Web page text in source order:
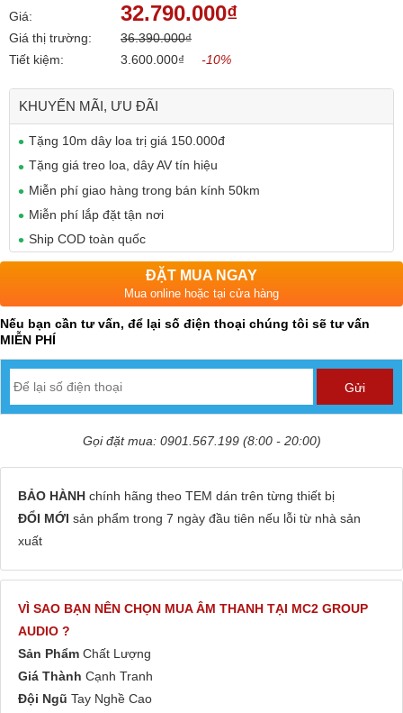
Giá: 32.790.000₫
Giá thị trường:
36.390.000₫
Tiết kiệm:
3.600.000₫ -10%
KHUYẾN MÃI, ƯU ĐÃI
Tặng 10m dây loa trị giá 150.000đ
Tặng giá treo loa, dây AV tín hiệu
Miễn phí giao hàng trong bán kính 50km
Miễn phí lắp đặt tận nơi
Ship COD toàn quốc
ĐẶT MUA NGAY
Mua online hoặc tại cửa hàng
Nếu bạn cần tư vấn, để lại số điện thoại chúng tôi sẽ tư vấn
MIỄN PHÍ
Gọi đặt mua: 0901.567.199 (8:00 - 20:00)
BẢO HÀNH chính hãng theo TEM dán trên từng thiết bị
ĐỔI MỚI sản phẩm trong 7 ngày đầu tiên nếu lỗi từ nhà sản
xuất
VÌ SAO BẠN NÊN CHỌN MUA ÂM THANH TẠI MC2 GROUP
AUDIO ?
Sản Phẩm Chất Lượng
Giá Thành Cạnh Tranh
Đội Ngũ Tay Nghề Cao